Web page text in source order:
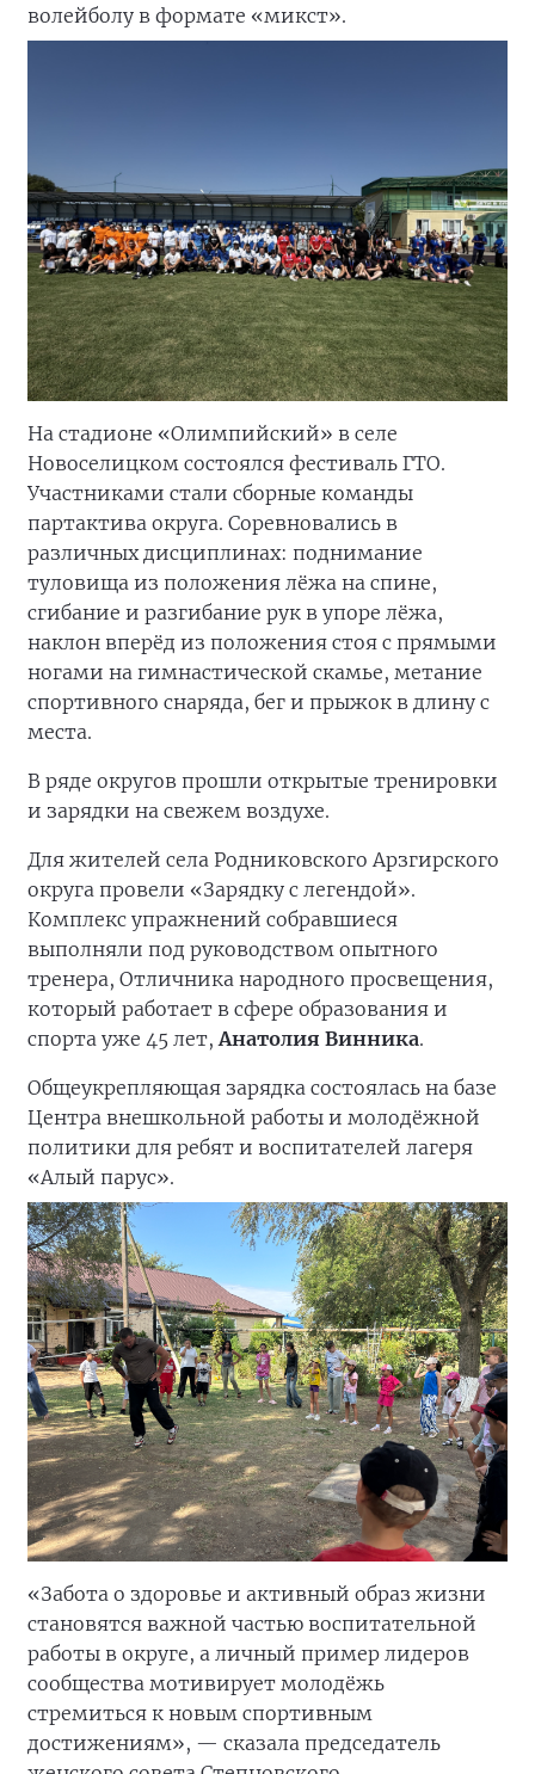
волейболу в формате «микст».
На стадионе «Олимпийский» в селе
Новоселицком состоялся фестиваль ГТО.
Участниками стали сборные команды
партактива округа. Соревновались в
различных дисциплинах: поднимание
туловища из положения лёжа на спине,
сгибание и разгибание рук в упоре лёжа,
наклон вперёд из положения стоя с прямыми
ногами на гимнастической скамье, метание
спортивного снаряда, бег и прыжок в длину с
места.
В ряде округов прошли открытые тренировки
и зарядки на свежем воздухе.
Для жителей села Родниковского Арзгирского
округа провели «Зарядку с легендой».
Комплекс упражнений собравшиеся
выполняли под руководством опытного
тренера, Отличника народного просвещения,
который работает в сфере образования и
спорта уже 45 лет, Анатолия Винника.
Общеукрепляющая зарядка состоялась на базе
Центра внешкольной работы и молодёжной
политики для ребят и воспитателей лагеря
«Алый парус».
«Забота о здоровье и активный образ жизни
становятся важной частью воспитательной
работы в округе, а личный пример лидеров
сообщества мотивирует молодёжь
стремиться к новым спортивным
достижениям», — сказала председатель